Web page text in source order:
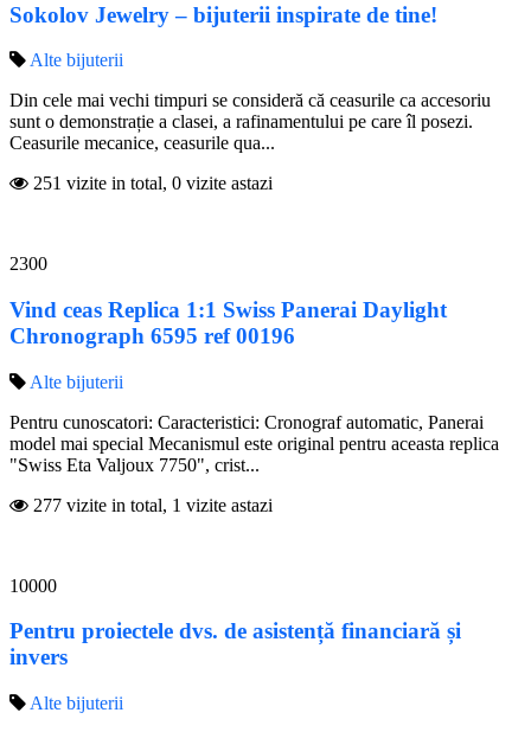
Sokolov Jewelry – bijuterii inspirate de tine!
Alte bijuterii
Din cele mai vechi timpuri se consideră că ceasurile ca accesoriu
sunt o demonstrație a clasei, a rafinamentului pe care îl posezi.
Ceasurile mecanice, ceasurile qua...
251 vizite in total, 0 vizite astazi
2300
Vind ceas Replica 1:1 Swiss Panerai Daylight
Chronograph 6595 ref 00196
Alte bijuterii
Pentru cunoscatori: Caracteristici: Cronograf automatic, Panerai
model mai special Mecanismul este original pentru aceasta replica
"Swiss Eta Valjoux 7750", crist...
277 vizite in total, 1 vizite astazi
10000
Pentru proiectele dvs. de asistență financiară și
invers
Alte bijuterii